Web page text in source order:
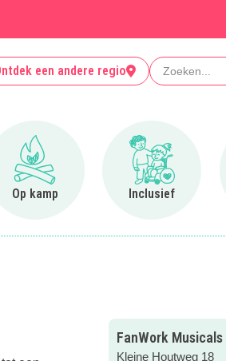
een andere regio Zoeken
Op kamp
Ga naar Op kamp
Inclusief
Ga naar
FanWork
Kleine Houtweg 18